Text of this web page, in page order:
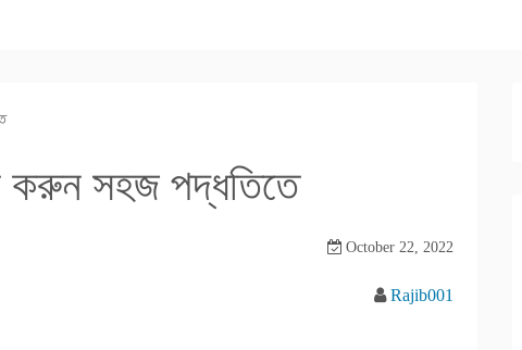
করুন সহজ পদ্ধতিতে
October 22, 2022
Rajib001